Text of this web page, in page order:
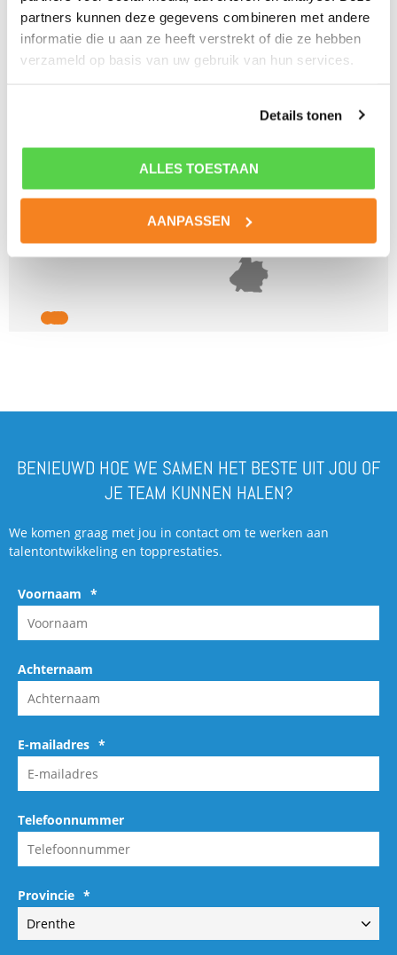
partners kunnen deze gegevens combineren met andere
informatie die u aan ze heeft verstrekt of die ze hebben
verzameld op basis van uw gebruik van hun services.
Details tonen
ALLES TOESTAAN
AANPASSEN
BENIEUWD HOE WE SAMEN HET BESTE UIT JOU OF
JE TEAM KUNNEN HALEN?
We komen graag met jou in contact om te werken aan
talentontwikkeling en topprestaties.
Voornaam *
Achternaam
E-mailadres *
Telefoonnummer
Provincie *